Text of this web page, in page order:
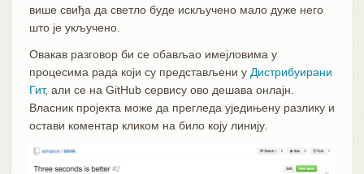
више свиђа да светло буде искључено мало дуже него
што је укључено.
Овакав разговор би се обављао имејловима у
процесима рада који су представљени у Дистрибуирани
Гит, али се на GitHub сервису ово дешава онлајн.
Власник пројекта може да прегледа уједињену разлику и
остави коментар кликом на било коју линију.